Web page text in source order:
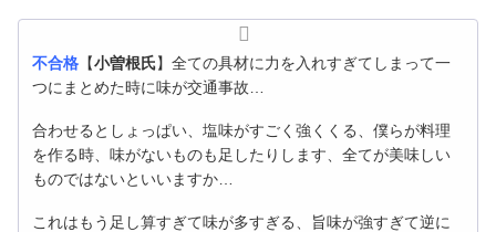
不合格 【小曽根氏】全ての具材に力を入れすぎてしまって一
つにまとめた時に味が交通事故…
合わせるとしょっぱい、塩味がすごく強くくる、僕らが料理
を作る時、味がないものも足したりします、全てが美味しい
ものではないといいますか…
これはもう足し算すぎて味が多すぎる、旨味が強すぎて逆に